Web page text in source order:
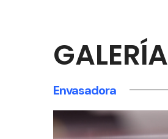
Envasadora
GALERÍA